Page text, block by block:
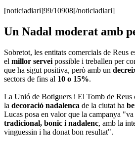
[noticiadiari]99/10908[/noticiadiari]
Un Nadal moderat amb
Sobretot, les entitats comercials de Reus
el millor servei possible i treballen per
que ha sigut positiva, però amb un
sectors de fins al 10 o 15%.
La Unió de Botiguers i El Tomb de Reus
la decoració nadalenca de la ciutat ha
Lucas posa en valor que la campanya "va
tradicional, bonic i nadalenc, amb la
vinguessin i ha donat bon resultat".